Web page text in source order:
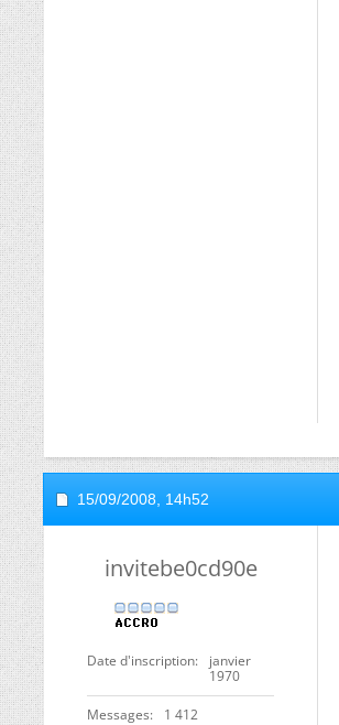
15/09/2008, 14h52
invitebe0cd90e
Date d'inscription
janvier
1970
Messages 1 412